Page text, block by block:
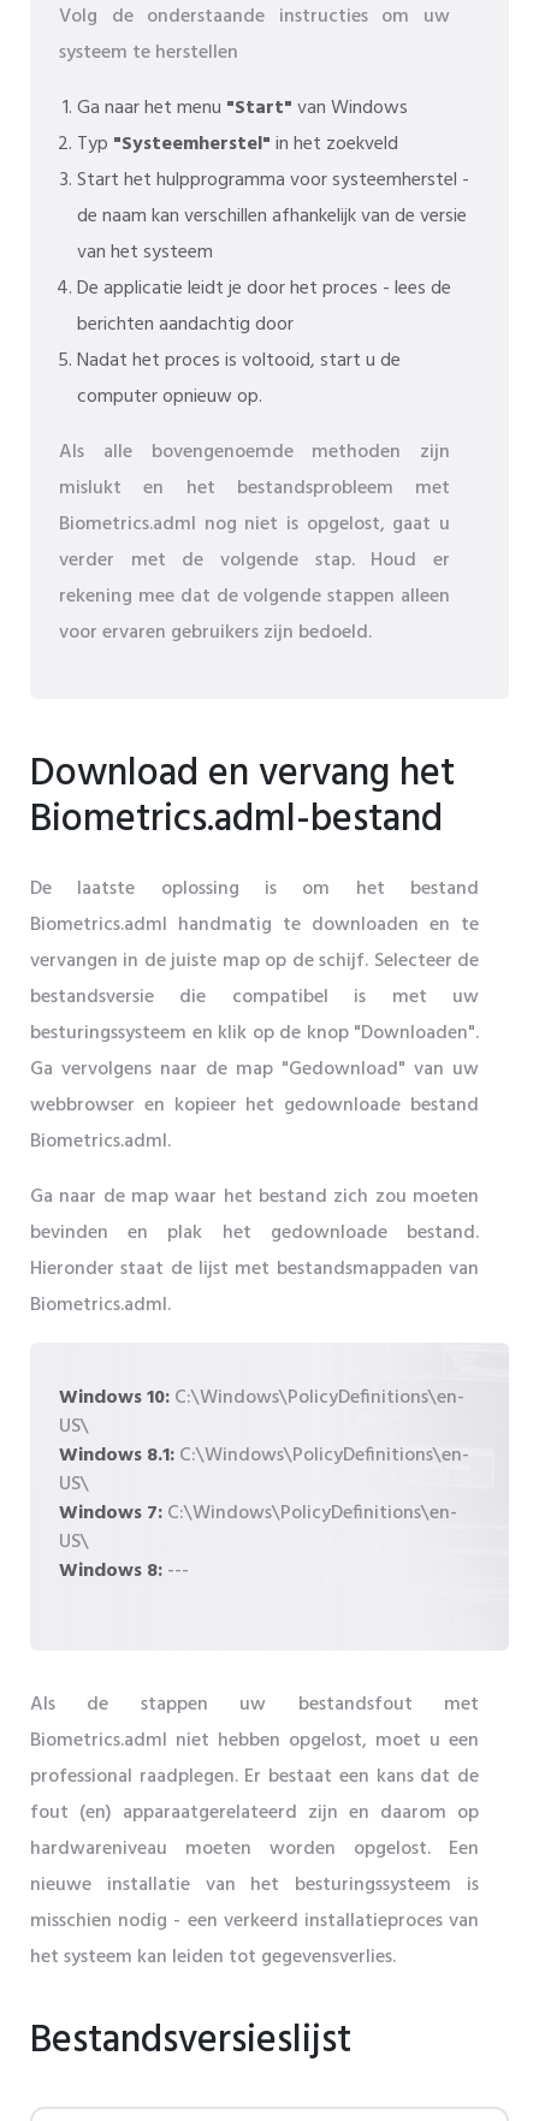
Volg de onderstaande instructies om uw
systeem te herstellen
Ga naar het menu "Start"van Windows
Typ "Systeemherstel"in het zoekveld
Start het hulpprogramma voor systeemherstel -
de naam kan verschillen afhankelijk van de versie
van het systeem
De applicatie leidt je door het proces - lees de
berichten aandachtig door
Nadat het proces is voltooid, start u de
computer opnieuw op.
Als alle bovengenoemde methoden zijn
mislukt en het bestandsprobleem met
Biometrics.adml nog niet is opgelost, gaat u
verder met de volgende stap. Houd er
rekening mee dat de volgende stappen alleen
voor ervaren gebruikers zijn bedoeld.
Download en vervang het
Biometrics.adml-bestand
De laatste oplossing is om het bestand
Biometrics.adml handmatig te downloaden en te
vervangen in de juiste map op de schijf. Selecteer de
bestandsversie die compatibel is met uw
besturingssysteem en klik op de knop "Downloaden".
Ga vervolgens naar de map "Gedownload" van uw
webbrowser en kopieer het gedownloade bestand
Biometrics.adml.
Ga naar de map waar het bestand zich zou moeten
bevinden en plak het gedownloade bestand.
Hieronder staat de lijst met bestandsmappaden van
Biometrics.adml.
Windows 10:C:\Windows\PolicyDefinitions\en-
US\
Windows 8.1:C:\Windows\PolicyDefinitions\en-
US\
Windows 7:C:\Windows\PolicyDefinitions\en-
US\
Windows 8:---
Als de stappen uw bestandsfout met
Biometrics.adml niet hebben opgelost, moet u een
professional raadplegen. Er bestaat een kans dat de
fout (en) apparaatgerelateerd zijn en daarom op
hardwareniveau moeten worden opgelost. Een
nieuwe installatie van het besturingssysteem is
misschien nodig - een verkeerd installatieproces van
het systeem kan leiden tot gegevensverlies.
Bestandsversieslijst